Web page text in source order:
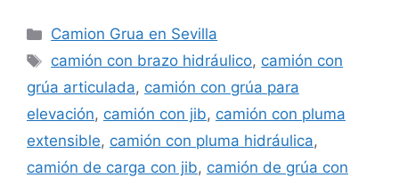
Categorías
Camion Grua en Sevilla
Etiquetas
camión con brazo hidráulico, camión con
grúa articulada, camión con grúa para
elevación, camión con jib, camión con pluma
extensible, camión con pluma hidráulica,
camión de carga con jib, camión de grúa con